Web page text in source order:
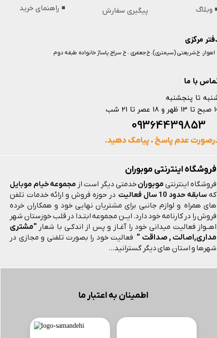
فروشگاه اینترنتی موبوران
فروشگاه اینترنتی موبورانخدمتی دیگر است از مجموعه خیام موبایل
که سابقه حدود 10 سال فعالیت
در حوزه فروش و ارائه خدمات تلفن
های همراه و لوازم جانبی برای مشتریان نهایی خود و همکاران خرده
فروش را در کارنامه خود دارد. ایــن مجموعه ابتـدا در قلب خوزستان شهر
اهــواز فعالیت میدانی خود را آغـاز و پس از اندکـی با شعار "مشتری
مداری,اصالت , صداقت " فعالیت خود را بصورت تلفنی و مجازی در
شهرها و استان های دیگر گسترانید...
اطمینان به اعتبار ما
مرکزی
با ما
اهواز، خ شریعتی (سیمتری)، خ جعفری ، خ سراج پاساژ خانواده طبقه دوم
تا پنجشنبه
تا 21 شب
عدم پاسخ ، پیامک دهید.
◾️ راهنمای خرید
وبلاگ
پیگیری سفارش